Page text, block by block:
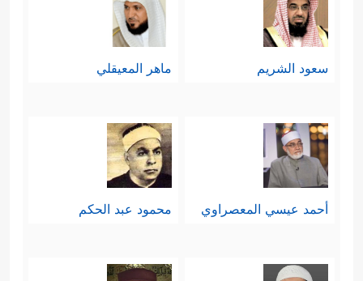
سعود الشريم ماهر المعيقلي
أحمد عيسي المعصراوي محمود عبد الحكم